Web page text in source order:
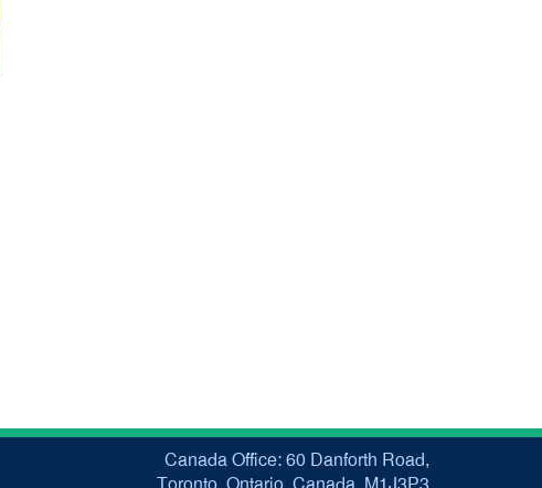
Canada Office: 60 Danforth Road,